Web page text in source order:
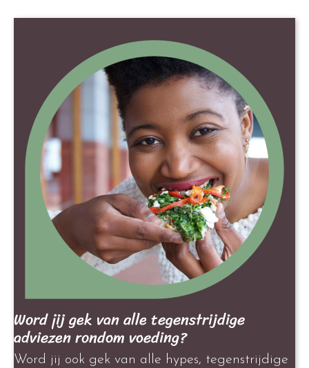
Word jij gek van alle tegenstrijdige
adviezen rondom voeding?
Word jij ook gek van alle hypes, tegenstrijdige